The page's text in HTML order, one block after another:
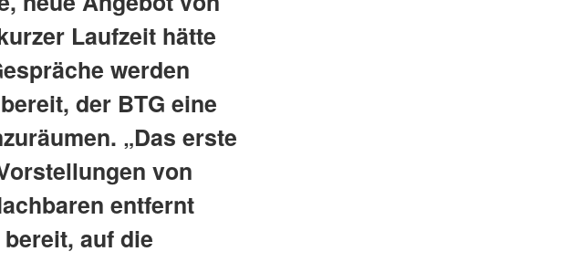
Laufzeit hätte
werden
der BTG eine
„Das erste
von
entfernt
auf die